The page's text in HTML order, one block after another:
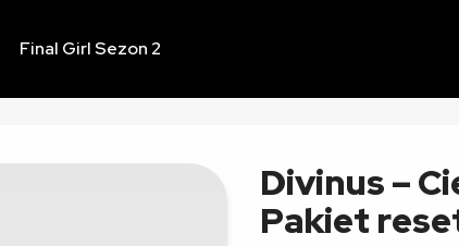
Final Girl Sezon 2
Divinus –
Pakiet